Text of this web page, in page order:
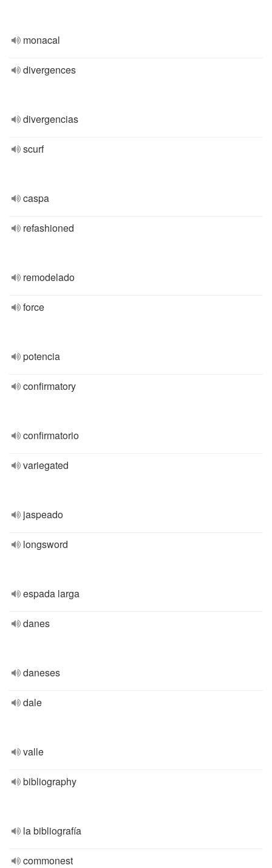
monacal
divergences
divergencias
scurf
caspa
refashioned
remodelado
force
potencia
confirmatory
confirmatorio
variegated
jaspeado
longsword
espada larga
danes
daneses
dale
valle
bibliography
la bibliografía
commonest